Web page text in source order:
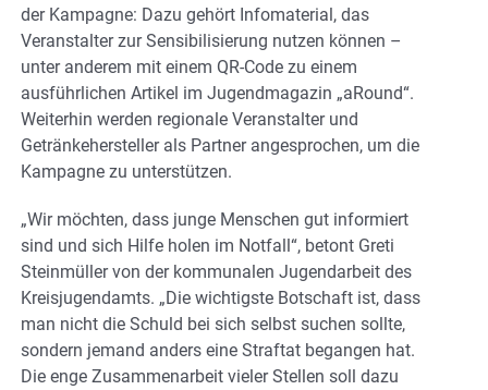
der Kampagne: Dazu gehört Infomaterial, das
Veranstalter zur Sensibilisierung nutzen können –
unter anderem mit einem QR-Code zu einem
ausführlichen Artikel im Jugendmagazin „aRound“.
Weiterhin werden regionale Veranstalter und
Getränkehersteller als Partner angesprochen, um die
Kampagne zu unterstützen.
„Wir möchten, dass junge Menschen gut informiert
sind und sich Hilfe holen im Notfall“, betont Greti
Steinmüller von der kommunalen Jugendarbeit des
Kreisjugendamts. „Die wichtigste Botschaft ist, dass
man nicht die Schuld bei sich selbst suchen sollte,
sondern jemand anders eine Straftat begangen hat.
Die enge Zusammenarbeit vieler Stellen soll dazu